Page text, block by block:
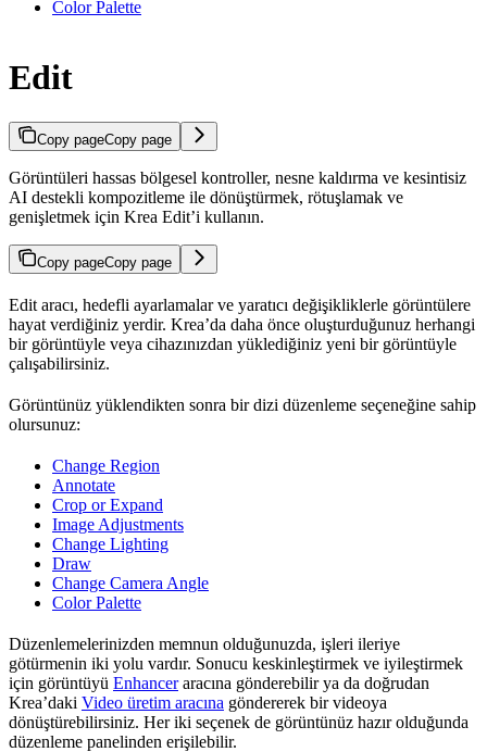
Color Palette
Edit
Copy pageCopy page
Görüntüleri hassas bölgesel kontroller, nesne kaldırma ve kesintisiz
AI destekli kompozitleme ile dönüştürmek, rötuşlamak ve
genişletmek için Krea Edit’i kullanın.
Copy pageCopy page
Edit aracı, hedefli ayarlamalar ve yaratıcı değişikliklerle görüntülere
hayat verdiğiniz yerdir. Krea’da daha önce oluşturduğunuz herhangi
bir görüntüyle veya cihazınızdan yüklediğiniz yeni bir görüntüyle
çalışabilirsiniz.
Görüntünüz yüklendikten sonra bir dizi düzenleme seçeneğine sahip
olursunuz:
Change Region
Annotate
Crop or Expand
Image Adjustments
Change Lighting
Draw
Change Camera Angle
Color Palette
Düzenlemelerinizden memnun olduğunuzda, işleri ileriye
götürmenin iki yolu vardır. Sonucu keskinleştirmek ve iyileştirmek
için görüntüyü Enhanceraracına gönderebilir ya da doğrudan
Krea’daki Video üretim aracına göndererek bir videoya
dönüştürebilirsiniz. Her iki seçenek de görüntünüz hazır olduğunda
düzenleme panelinden erişilebilir.